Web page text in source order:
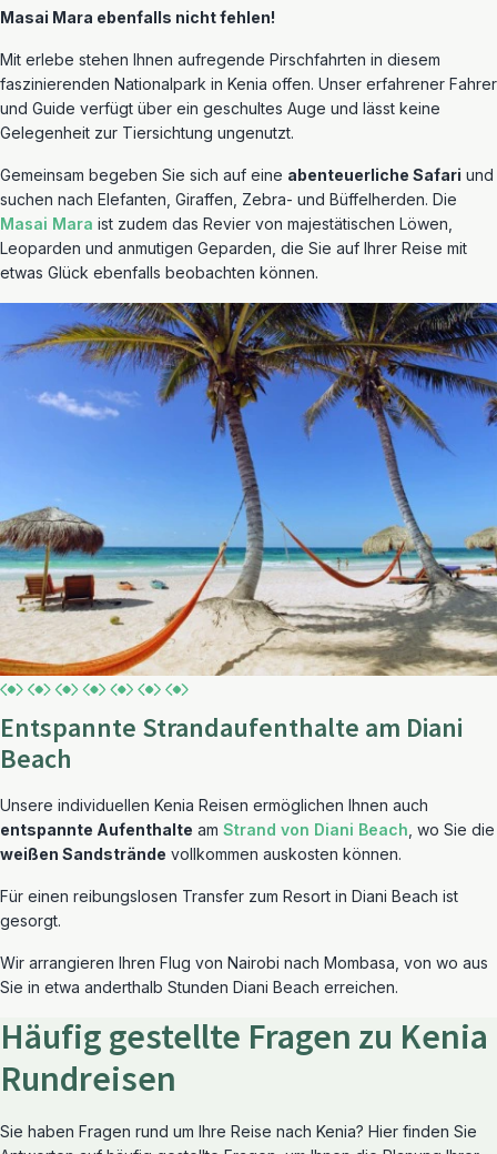
Masai Mara ebenfalls nicht fehlen!
Mit erlebe stehen Ihnen aufregende Pirschfahrten in diesem
faszinierenden Nationalpark in Kenia offen. Unser erfahrener Fahrer
und Guide verfügt über ein geschultes Auge und lässt keine
Gelegenheit zur Tiersichtung ungenutzt.
Gemeinsam begeben Sie sich auf eine abenteuerliche Safari und
suchen nach Elefanten, Giraffen, Zebra- und Büffelherden. Die
Masai Mara ist zudem das Revier von majestätischen Löwen,
Leoparden und anmutigen Geparden, die Sie auf Ihrer Reise mit
etwas Glück ebenfalls beobachten können.
Entspannte Strandaufenthalte am Diani
Beach
Unsere individuellen Kenia Reisen ermöglichen Ihnen auch
entspannte Aufenthalte am Strand von Diani Beach , wo Sie die
weißen Sandstrände vollkommen auskosten können.
Für einen reibungslosen Transfer zum Resort in Diani Beach ist
gesorgt.
Wir arrangieren Ihren Flug von Nairobi nach Mombasa, von wo aus
Sie in etwa anderthalb Stunden Diani Beach erreichen.
Häufig gestellte Fragen zu Kenia
Rundreisen
Sie haben Fragen rund um Ihre Reise nach Kenia? Hier finden Sie